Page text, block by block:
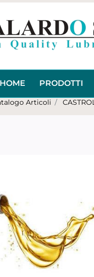
HOME PRODOTTI
Articoli CASTROL